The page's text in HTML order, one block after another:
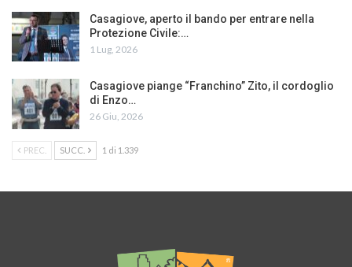
Casagiove, aperto il bando per entrare nella
Protezione Civile:…
1 Lug, 2026
Casagiove piange “Franchino” Zito, il cordoglio
di Enzo…
26 Giu, 2026
PREC. SUCC. 1 di 1.339